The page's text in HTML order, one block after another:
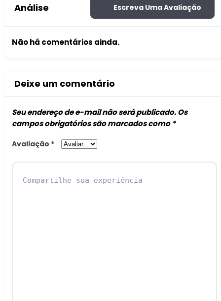
Análise Escreva Uma Avaliação
Não há comentários ainda.
Deixe um comentário
Seu endereço de e-mail não será publicado.Os
campos obrigatórios são marcados como *
Avaliação *